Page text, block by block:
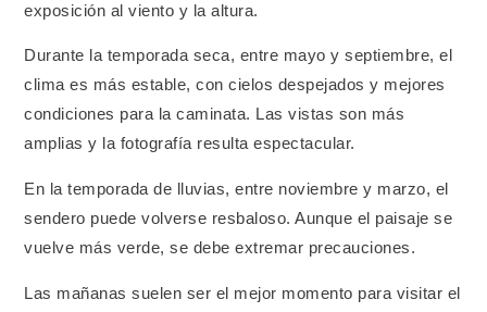
exposición al viento y la altura.
Durante la temporada seca, entre mayo y septiembre, el
clima es más estable, con cielos despejados y mejores
condiciones para la caminata. Las vistas son más
amplias y la fotografía resulta espectacular.
En la temporada de lluvias, entre noviembre y marzo, el
sendero puede volverse resbaloso. Aunque el paisaje se
vuelve más verde, se debe extremar precauciones.
Las mañanas suelen ser el mejor momento para visitar el